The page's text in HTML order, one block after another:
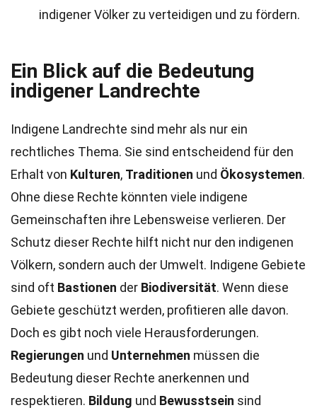
indigener Völker zu verteidigen und zu fördern.
Ein Blick auf die Bedeutung
indigener Landrechte
Indigene Landrechte sind mehr als nur ein
rechtliches Thema. Sie sind entscheidend für den
Erhalt von Kulturen, Traditionen und Ökosystemen.
Ohne diese Rechte könnten viele indigene
Gemeinschaften ihre Lebensweise verlieren. Der
Schutz dieser Rechte hilft nicht nur den indigenen
Völkern, sondern auch der Umwelt. Indigene Gebiete
sind oft Bastionen der Biodiversität. Wenn diese
Gebiete geschützt werden, profitieren alle davon.
Doch es gibt noch viele Herausforderungen.
Regierungen und Unternehmen müssen die
Bedeutung dieser Rechte anerkennen und
respektieren. Bildung und Bewusstsein sind